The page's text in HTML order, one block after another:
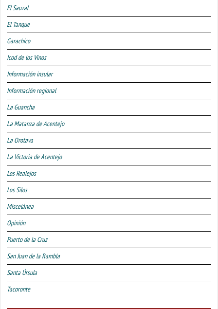
El Sauzal
El Tanque
Garachico
Icod de los Vinos
Información insular
Información regional
La Guancha
La Matanza de Acentejo
La Orotava
La Victoria de Acentejo
Los Realejos
Los Silos
Miscelánea
Opinión
Puerto de la Cruz
San Juan de la Rambla
Santa Úrsula
Tacoronte